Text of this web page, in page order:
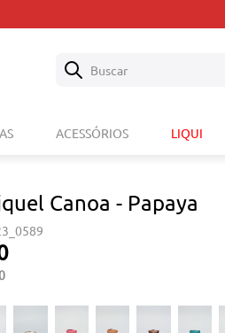
Buscar
ACESSÓRIOS LIQUI
Canoa - Papaya